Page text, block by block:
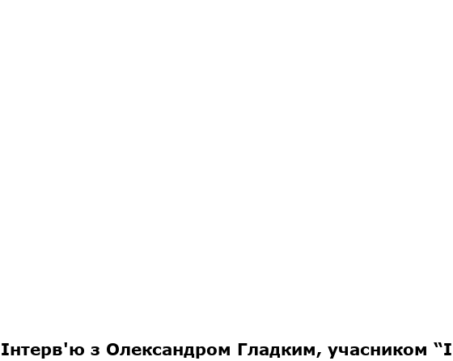
Інтерв'ю з Олександром Гладким, учасником